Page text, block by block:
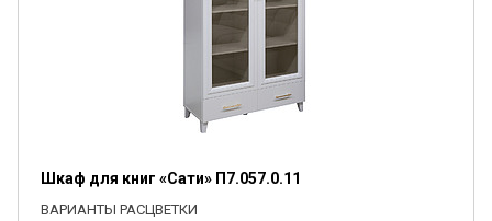
Шкаф для книг «Сати» П7.057.0.11
ВАРИАНТЫ РАСЦВЕТКИ